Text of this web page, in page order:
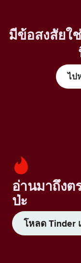
มีข้อสงสัยใ
ไป
อ่านมาถึงต
ป่ะ
โหลด Tinder